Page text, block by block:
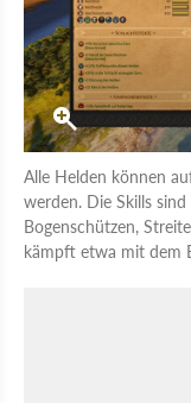
Alle Helden können
werden. Die Skills
Bogenschützen,
kämpft etwa mit dem